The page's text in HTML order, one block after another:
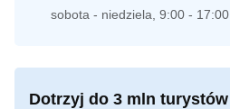
sobota - niedziela, 9:00 - 17:00
Dotrzyj do 3 mln turystów